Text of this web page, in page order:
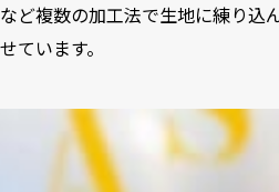
など複数の加工法で生地に練り込
せています。